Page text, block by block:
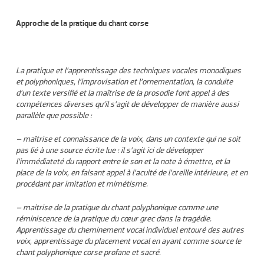
Approche de la pratique du chant corse
La pratique et l’apprentissage des techniques vocales monodiques
et polyphoniques, l’improvisation et l’ornementation, la conduite
d’un texte versifié et la maîtrise de la prosodie font appel à des
compétences diverses qu’il s’agit de développer de manière aussi
parallèle que possible :
– maîtrise et connaissance de la voix, dans un contexte qui ne soit
pas lié à une source écrite lue : il s’agit ici de développer
l’immédiateté du rapport entre le son et la note à émettre, et la
place de la voix, en faisant appel à l’acuité de l’oreille intérieure, et en
procédant par imitation et mimétisme.
– maitrise de la pratique du chant polyphonique comme une
réminiscence de la pratique du cœur grec dans la tragédie.
Apprentissage du cheminement vocal individuel entouré des autres
voix, apprentissage du placement vocal en ayant comme source le
chant polyphonique corse profane et sacré.